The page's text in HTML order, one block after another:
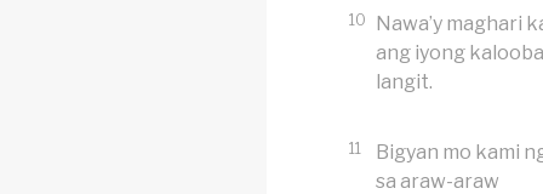
10
Nawa’y maghari
ang iyong
langit.
11
Bigyan mo kami
sa araw-araw